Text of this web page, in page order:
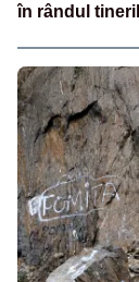
în rândul